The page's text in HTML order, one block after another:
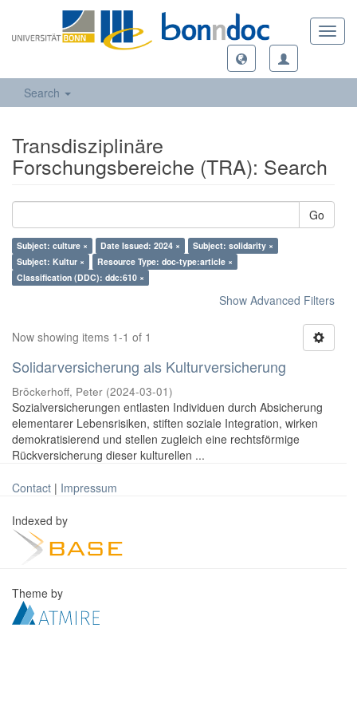
Search
Transdisziplinäre
Forschungsbereiche (TRA): Search
Go
Subject: culture × Date Issued: 2024 ×
Subject: solidarity ×
Subject: Kultur ×
Resource Type: doc-type:article ×
Classification (DDC): ddc:610 ×
Show Advanced Filters
Now showing items 1-1 of 1
Solidarversicherung als Kulturversicherung
Bröckerhoff, Peter (2024-03-01)
Sozialversicherungen entlasten Individuen durch Absicherung
elementarer Lebensrisiken, stiften soziale Integration, wirken
demokratisierend und stellen zugleich eine rechtsförmige
Rückversicherung dieser kulturellen ...
Contact | Impressum
Indexed by
Theme by